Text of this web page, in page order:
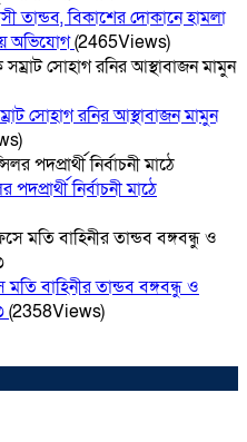
তান্ডব, বিকাশের দোকানে হামলা
অভিযোগ(2465Views)
সোহাগ রনির আস্থাবাজন মামুন
নির্বাচনী মাঠে
বাহিনীর তান্ডব বঙ্গবন্ধু ও
(2358Views)